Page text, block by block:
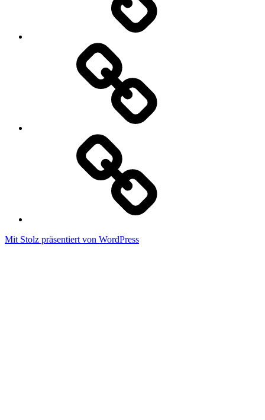
Datenschutzerklärung
Mit Stolz präsentiert von WordPress